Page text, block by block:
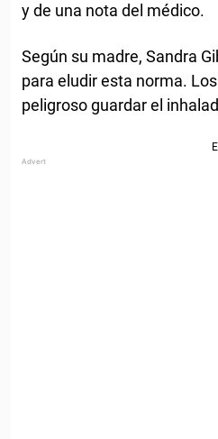
y de una nota del médico.
Según su madre, Sandra
para eludir esta norma.
peligroso guardar el